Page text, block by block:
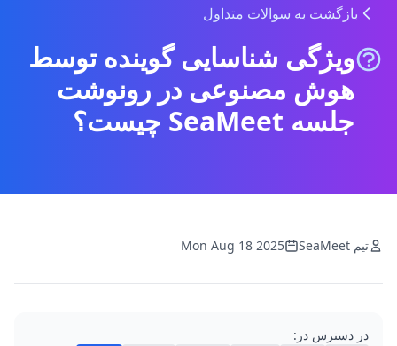
بازگشت به سوالات متداول
ویژگی شناسایی گوینده توسط
هوش مصنوعی در رونوشت
جلسه SeaMeet چیست؟
تیم SeaMeet Mon Aug 18 2025
در دسترس در: